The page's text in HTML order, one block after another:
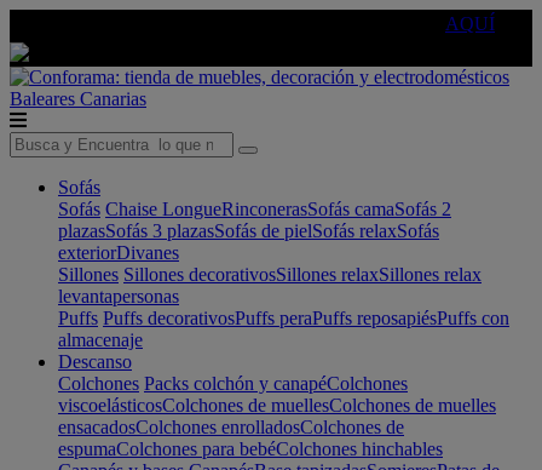
AQUÍ
Baleares Canarias
Sofás
Sofás Chaise LongueRinconerasSofás camaSofás 2
plazasSofás 3 plazasSofás de pielSofás relaxSofás
exteriorDivanes
Sillones Sillones decorativosSillones relaxSillones relax
levantapersonas
Puffs Puffs decorativosPuffs peraPuffs reposapiésPuffs con
almacenaje
Descanso
Colchones Packs colchón y canapéColchones
viscoelásticosColchones de muellesColchones de muelles
ensacadosColchones enrolladosColchones de
espumaColchones para bebéColchones hinchables